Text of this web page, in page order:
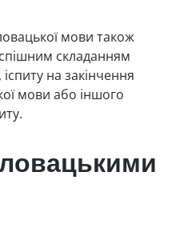
мови також
складанням
на закінчення
мови або іншого